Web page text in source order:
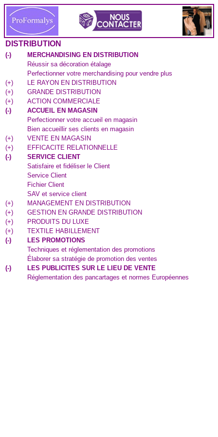
DISTRIBUTION
(-)
MERCHANDISING EN DISTRIBUTION
Réussir sa décoration étalage
Perfectionner votre merchandising pour vendre plus
(+)
LE RAYON EN DISTRIBUTION
(+)
GRANDE DISTRIBUTION
(+)
ACTION COMMERCIALE
(-)
ACCUEIL EN MAGASIN
Perfectionner votre accueil en magasin
Bien accueillir ses clients en magasin
(+)
VENTE EN MAGASIN
(+)
EFFICACITE RELATIONNELLE
(-)
SERVICE CLIENT
Satisfaire et fidéliser le Client
Service Client
Fichier Client
SAV et service client
(+)
MANAGEMENT EN DISTRIBUTION
(+)
GESTION EN GRANDE DISTRIBUTION
(+)
PRODUITS DU LUXE
(+)
TEXTILE HABILLEMENT
(-)
LES PROMOTIONS
Techniques et réglementation des promotions
Élaborer sa stratégie de promotion des ventes
(-)
LES PUBLICITES SUR LE LIEU DE VENTE
Réglementation des pancartages et normes Européennes